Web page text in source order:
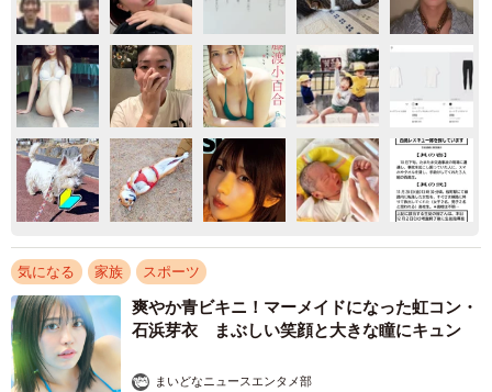
気になる 家族 スポーツ
爽やか青ビキニ！マーメイドになった虹コン・
石浜芽衣 まぶしい笑顔と大きな瞳にキュン
まいどなニュースエンタメ部